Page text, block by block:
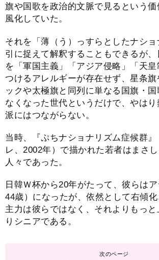
旗や国歌を政治的文脈で見るという
風化していた。
それを「薄（う）っすらとしたナシ
引に捉えて解釈することもできるが
を「軍国主義」「アジア侵略」「天
つけるアレルギーが存在せず、星条旗
ックや太極旗と同列に単なる国旗・
なくなった世代というだけで、やは
派にはつながらない。
当時、『ぷちナショナリズム症候群』
レ、2002年）で描かれた若者はまさ
人々であった。
日韓Ｗ杯から20年がたって、彼らは
44歳）になったが、依然として右傾
主力は彼らではなく、それよりもっと
りシニアである。